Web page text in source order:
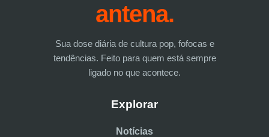
antena.
Sua dose diária de cultura pop, fofocas e
tendências. Feito para quem está sempre
ligado no que acontece.
Explorar
Notícias